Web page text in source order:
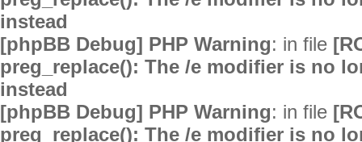
instead
[phpBB Debug] PHP Warning: in file
preg_replace(): The /e modifier is no
instead
[phpBB Debug] PHP Warning: in file
preg_replace(): The /e modifier is no